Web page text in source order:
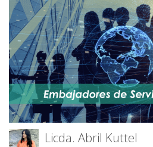
Licda. Abril Kuttel